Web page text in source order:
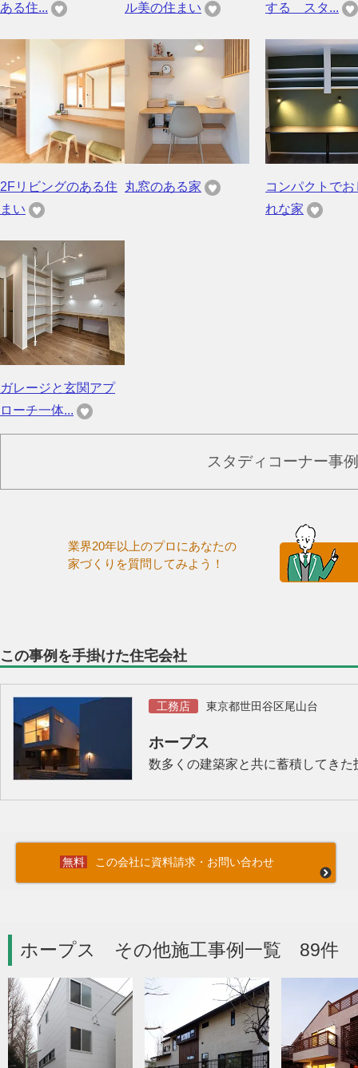
ある住...
ル美の住まい
する スタ...
2Fリビングのある住
まい
丸窓のある家
コンパクトでお
れな家
ガレージと玄関アプ
ローチ一体...
スタディコーナー事
業界20年以上のプロにあなたの
家づくりを質問してみよう！
この事例を手掛けた住宅会社
工務店 東京都世田谷区尾山台
ホープス
数多くの建築家と共に蓄積してき
この会社に資料請求・お問い合わせ
ホープス その他施工事例一覧 89件